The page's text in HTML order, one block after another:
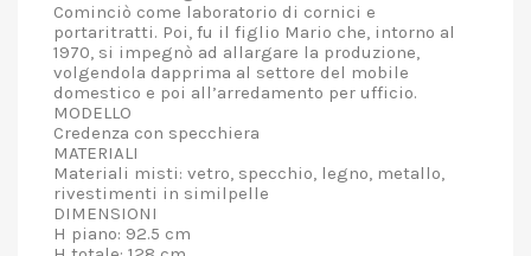
Cominciò come laboratorio di cornici e
portaritratti. Poi, fu il figlio Mario che, intorno al
1970, si impegnò ad allargare la produzione,
volgendola dapprima al settore del mobile
domestico e poi all’arredamento per ufficio.
MODELLO
Credenza con specchiera
MATERIALI
Materiali misti: vetro, specchio, legno, metallo,
rivestimenti in similpelle
DIMENSIONI
H piano: 92.5 cm